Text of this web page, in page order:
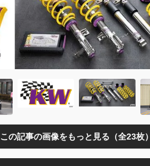
この記事の画像をもっと見る（全23枚）